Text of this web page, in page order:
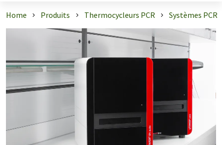
Home Produits Thermocycleurs PCR Systèmes PCR